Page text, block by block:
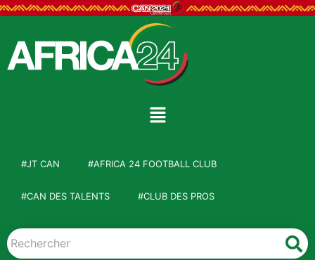
#JT CAN #AFRICA 24 FOOTBALL CLUB
#CAN DES TALENTS #CLUB DES PROS